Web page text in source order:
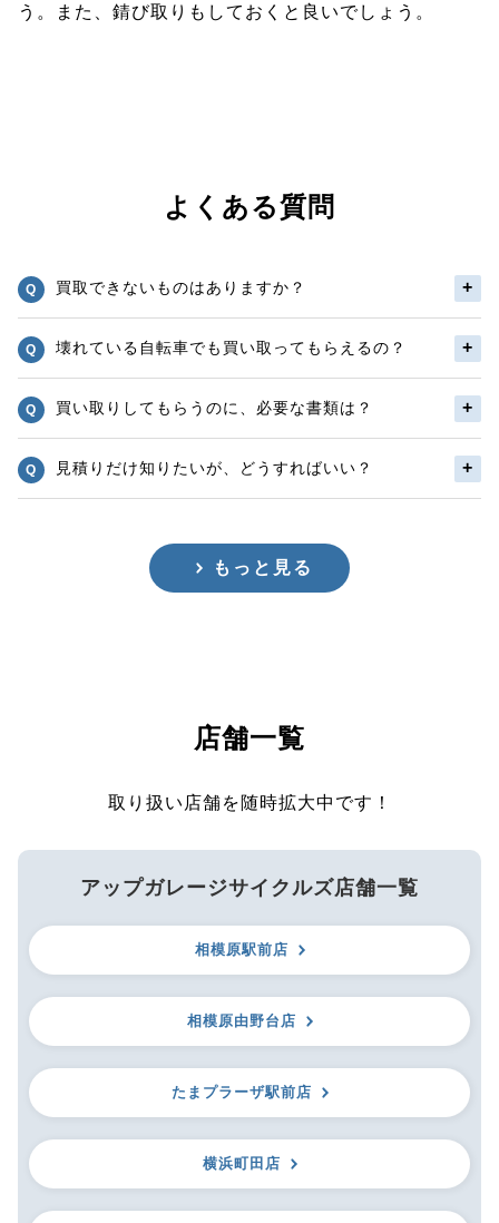
う。また、錆び取りもしておくと良いでしょう。
よくある質問
買取できないものはありますか？
壊れている自転車でも買い取ってもらえるの？
買い取りしてもらうのに、必要な書類は？
見積りだけ知りたいが、どうすればいい？
もっと見る
店舗一覧
取り扱い店舗を随時拡大中です！
アップガレージサイクルズ店舗一覧
相模原駅前店
相模原由野台店
たまプラーザ駅前店
横浜町田店